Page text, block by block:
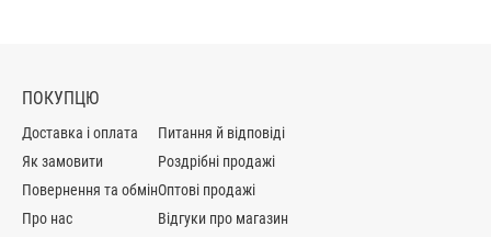
ПОКУПЦЮ
Доставка і оплата
Як замовити
Повернення та обмін
Про нас
Питання й відповіді
Роздрібні продажі
Оптові продажі
Відгуки про магазин